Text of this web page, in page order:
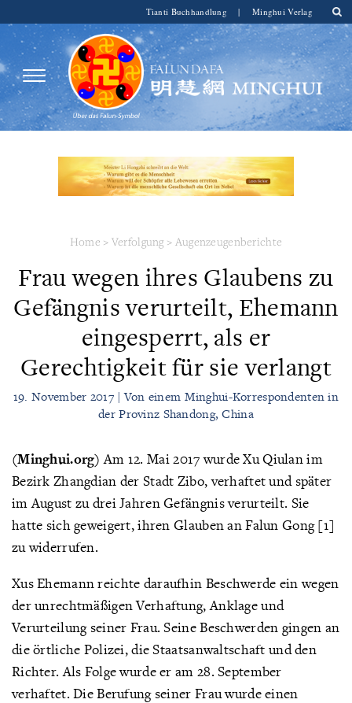
Tianti Buchhandlung | Minghui Verlag
Home > Verfolgung > Augenzeugenberichte
Frau wegen ihres Glaubens zu
Gefängnis verurteilt, Ehemann
eingesperrt, als er
Gerechtigkeit für sie verlangt
19. November 2017 | Von einem Minghui-Korrespondenten in
der Provinz Shandong, China
(Minghui.org)Am 12. Mai 2017 wurde Xu Qiulan im
Bezirk Zhangdian der Stadt Zibo, verhaftet und später
im August zu drei Jahren Gefängnis verurteilt. Sie
hatte sich geweigert, ihren Glauben an Falun Gong [1]
zu widerrufen.
Xus Ehemann reichte daraufhin Beschwerde ein wegen
der unrechtmäßigen Verhaftung, Anklage und
Verurteilung seiner Frau. Seine Beschwerden gingen an
die örtliche Polizei, die Staatsanwaltschaft und den
Richter. Als Folge wurde er am 28. September
verhaftet. Die Berufung seiner Frau wurde einen